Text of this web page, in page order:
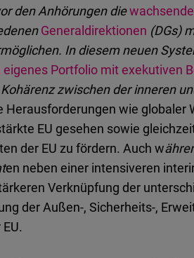
den Anhörungen die
Generaldirektionen (DGs)
In diesem neuen
Portfolio mit exekutiven
zwischen der inneren
Herausforderungen wie
EU gesehen sowie
der EU zu fördern. Auch w
en neben einer intensiveren
Verknüpfung der
der Außen-, Sicherheits-,